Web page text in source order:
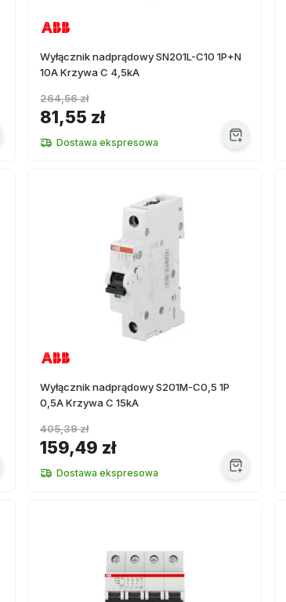
Wyłącznik nadprądowy SN201L-C10 1P+N
10A Krzywa C 4,5kA
81,55 zł
264,56 zł
Dostawa ekspresowa
Wyłącznik nadprądowy S201M-C0,5 1P
0,5A Krzywa C 15kA
159,49 zł
405,39 zł
Dostawa ekspresowa